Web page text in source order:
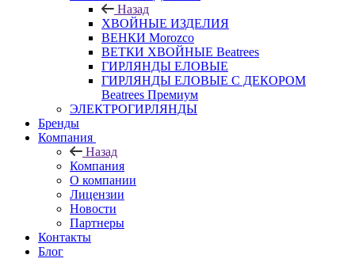
Назад
ХВОЙНЫЕ ИЗДЕЛИЯ
ВЕНКИ Morozco
ВЕТКИ ХВОЙНЫЕ Beatrees
ГИРЛЯНДЫ ЕЛОВЫЕ
ГИРЛЯНДЫ ЕЛОВЫЕ С ДЕКОРОМ
Beatrees Премиум
ЭЛЕКТРОГИРЛЯНДЫ
Бренды
Компания
Назад
Компания
О компании
Лицензии
Новости
Партнеры
Контакты
Блог